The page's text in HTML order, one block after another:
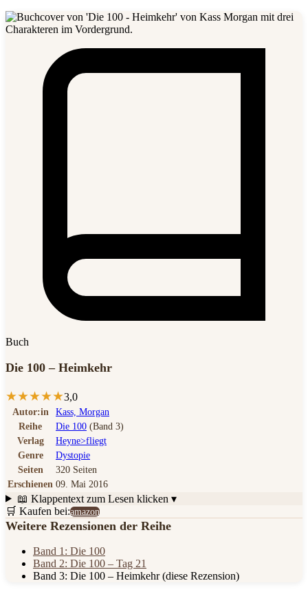
Buch
Die 100 – Heimkehr
★★★★★3,0
Autor:in
Kass, Morgan
Reihe
Die 100 (Band 3)
Verlag
Heyne>fliegt
Genre
Dystopie
Seiten
320 Seiten
Erschienen 09. Mai 2016
📖 Klappentext zum Lesen klicken ▾
🛒 Kaufen bei:amazon
Weitere Rezensionen der Reihe
Band 1: Die 100
Band 2: Die 100 – Tag 21
Band 3: Die 100 – Heimkehr(diese Rezension)